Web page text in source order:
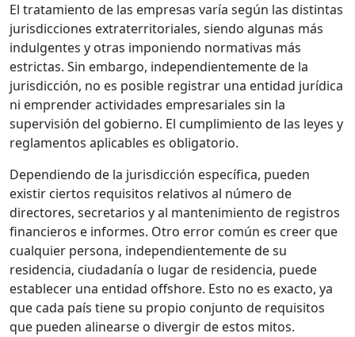
El tratamiento de las empresas varía según las distintas
jurisdicciones extraterritoriales, siendo algunas más
indulgentes y otras imponiendo normativas más
estrictas. Sin embargo, independientemente de la
jurisdicción, no es posible registrar una entidad jurídica
ni emprender actividades empresariales sin la
supervisión del gobierno. El cumplimiento de las leyes y
reglamentos aplicables es obligatorio.
Dependiendo de la jurisdicción específica, pueden
existir ciertos requisitos relativos al número de
directores, secretarios y al mantenimiento de registros
financieros e informes. Otro error común es creer que
cualquier persona, independientemente de su
residencia, ciudadanía o lugar de residencia, puede
establecer una entidad offshore. Esto no es exacto, ya
que cada país tiene su propio conjunto de requisitos
que pueden alinearse o divergir de estos mitos.